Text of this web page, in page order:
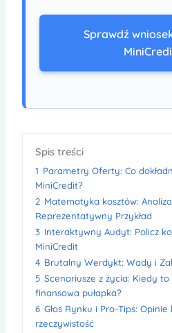
Sprawdź
Spis treści
1 Parametry Oferty: Co
MiniCredit?
2 Matematyka kosztów: Analiza
Reprezentatywny Przykład
3 Interaktywny Audyt: Policz
MiniCredit
4 Brutalny Werdykt: Wady i
5 Scenariusze z życia: Kiedy
finansowa pułapka?
6 Głos Rynku i Pro-Tips:
rzeczywistość